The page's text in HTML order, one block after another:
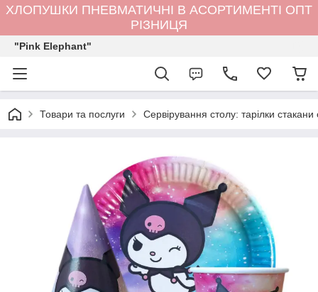
ХЛОПУШКИ ПНЕВМАТИЧНІ В АСОРТИМЕНТІ ОПТ
РІЗНИЦЯ
"Pink Elephant"
Товари та послуги Сервірування столу: тарілки